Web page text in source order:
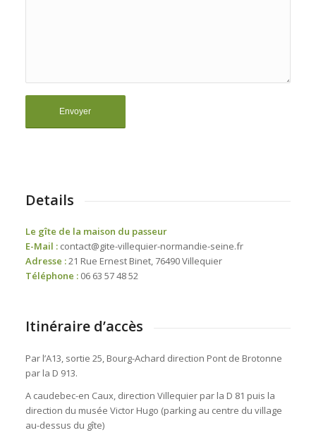
Details
Le gîte de la maison du passeur
E-Mail :contact@gite-villequier-normandie-seine.fr
Adresse :21 Rue Ernest Binet, 76490 Villequier
Téléphone : 06 63 57 48 52
Itinéraire d’accès
Par l’A13, sortie 25, Bourg-Achard direction Pont de Brotonne
par la D 913.
A caudebec-en Caux, direction Villequier par la D 81 puis la
direction du musée Victor Hugo (parking au centre du village
au-dessus du gîte)